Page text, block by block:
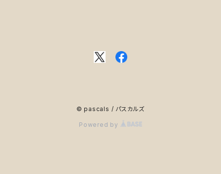
© pascals / パスカルズ
Powered by